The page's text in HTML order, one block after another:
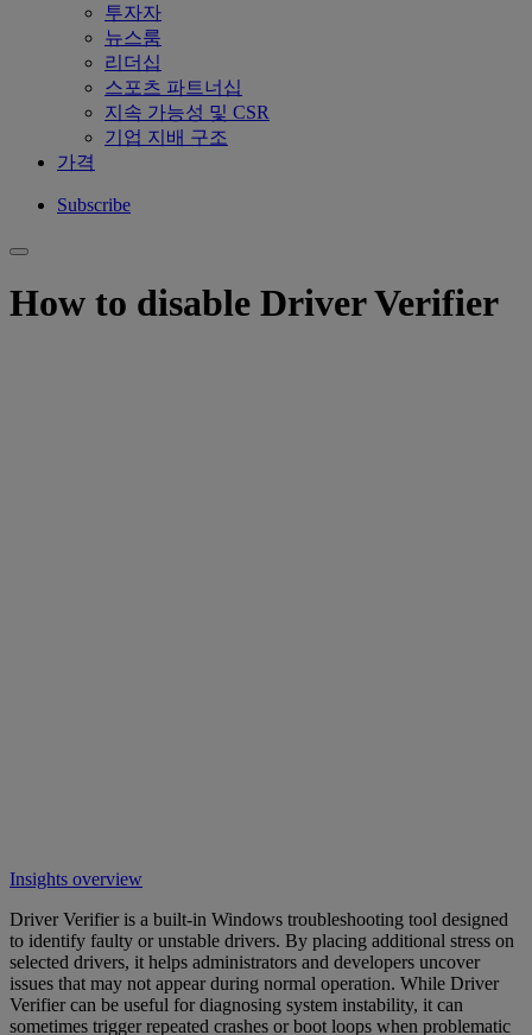
투자자
뉴스룸
리더십
스포츠 파트너십
지속 가능성 및 CSR
기업 지배 구조
가격
Subscribe
How to disable Driver Verifier
Insights overview
Driver Verifier is a built-in Windows troubleshooting tool designed
to identify faulty or unstable drivers. By placing additional stress on
selected drivers, it helps administrators and developers uncover
issues that may not appear during normal operation. While Driver
Verifier can be useful for diagnosing system instability, it can
sometimes trigger repeated crashes or boot loops when problematic